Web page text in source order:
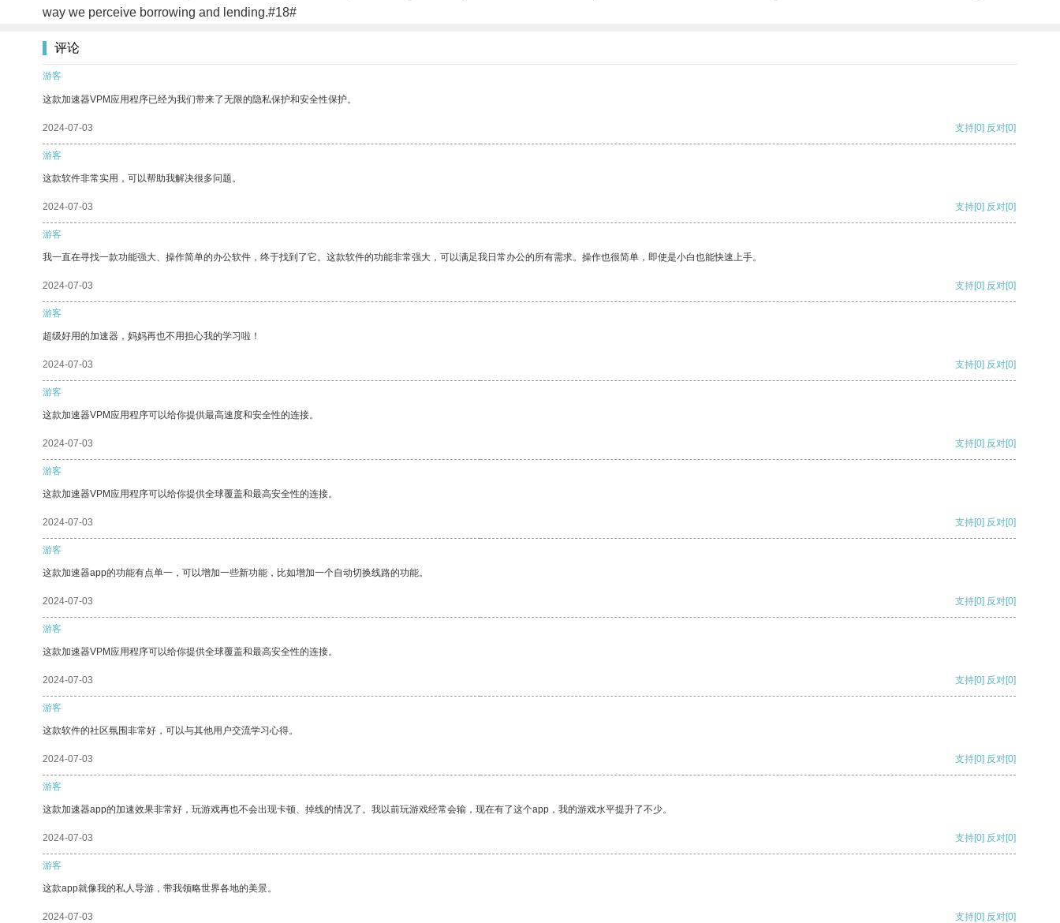
way we perceive borrowing and lending.#18#
评论
游客
这款加速器VPM应用程序已经为我们带来了无限的隐私保护和安全性保护。
2024-07-03 支持[0] 反对[0]
游客
这款软件非常实用，可以帮助我解决很多问题。
2024-07-03 支持[0] 反对[0]
游客
我一直在寻找一款功能强大、操作简单的办公软件，终于找到了它。这款软件的功能非常强大，可以满足我日常办公的所有需求。操作也很简单，即使是小白也能快速上手。
2024-07-03 支持[0] 反对[0]
游客
超级好用的加速器，妈妈再也不用担心我的学习啦！
2024-07-03 支持[0] 反对[0]
游客
这款加速器VPM应用程序可以给你提供最高速度和安全性的连接。
2024-07-03 支持[0] 反对[0]
游客
这款加速器VPM应用程序可以给你提供全球覆盖和最高安全性的连接。
2024-07-03 支持[0] 反对[0]
游客
这款加速器app的功能有点单一，可以增加一些新功能，比如增加一个自动切换线路的功能。
2024-07-03 支持[0] 反对[0]
游客
这款加速器VPM应用程序可以给你提供全球覆盖和最高安全性的连接。
2024-07-03 支持[0] 反对[0]
游客
这款软件的社区氛围非常好，可以与其他用户交流学习心得。
2024-07-03 支持[0] 反对[0]
游客
这款加速器app的加速效果非常好，玩游戏再也不会出现卡顿、掉线的情况了。我以前玩游戏经常会输，现在有了这个app，我的游戏水平提升了不少。
2024-07-03 支持[0] 反对[0]
游客
这款app就像我的私人导游，带我领略世界各地的美景。
2024-07-03 支持[0] 反对[0]